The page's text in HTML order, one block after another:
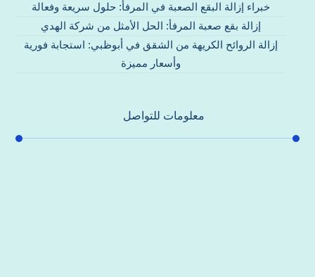
خبراء إزالة البقع الصعبة في المرفأ: حلول سريعة وفعالة
إزالة بقع صعبة المرفأ: الحل الأمثل من شركة الهدي
إزالة الروائح الكريهة من الشقق في أبوظبي: استجابة فورية
وأسعار مميزة
معلومات للتواصل